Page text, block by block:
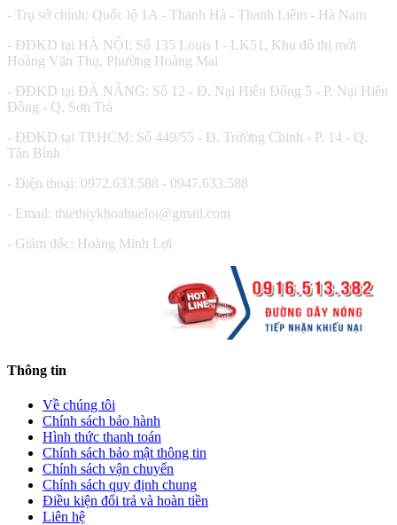
- Trụ sở chính: Quốc lộ 1A - Thanh Hà - Thanh Liêm - Hà Nam
- ĐĐKD tại HÀ NỘI: Số 135 Louis I - LK51, Khu đô thị mới
Hoàng Văn Thụ, Phường Hoàng Mai
- ĐĐKD tại ĐÀ NẴNG: Số 12 - Đ. Nại Hiên Đông 5 - P. Nại Hiên
Đông - Q. Sơn Trà
- ĐĐKD tại TP.HCM: Số 449/55 - Đ. Trường Chinh - P. 14 - Q.
Tân Bình
- Điện thoại: 0972.633.588 - 0947.633.588
- Email: thietbiykhoahueloi@gmail.com
- Giám đốc: Hoàng Minh Lợi
Thông tin
Về chúng tôi
Chính sách bảo hành
Hình thức thanh toán
Chính sách bảo mật thông tin
Chính sách vận chuyển
Chính sách quy định chung
Điều kiện đổi trả và hoàn tiền
Liên hệ